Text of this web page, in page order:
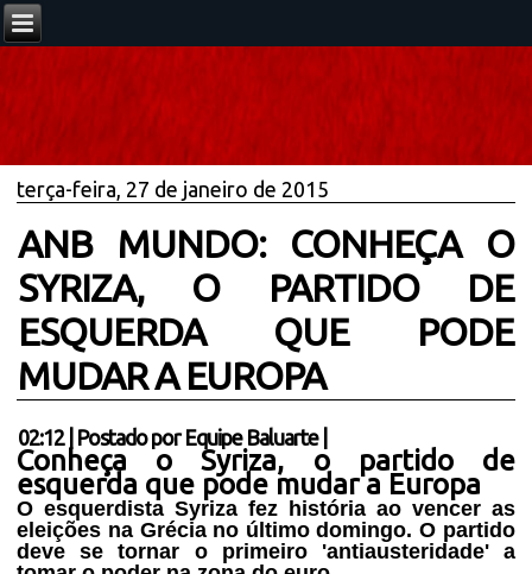
terça-feira, 27 de janeiro de 2015
ANB MUNDO: CONHEÇA O
SYRIZA, O PARTIDO DE
ESQUERDA QUE PODE
MUDAR A EUROPA
02:12| Postado por Equipe Baluarte
Conheça o Syriza, o partido de
esquerda que pode mudar a Europa
O esquerdista Syriza fez história ao vencer as
eleições na Grécia no último domingo. O partido
deve se tornar o primeiro 'antiausteridade' a